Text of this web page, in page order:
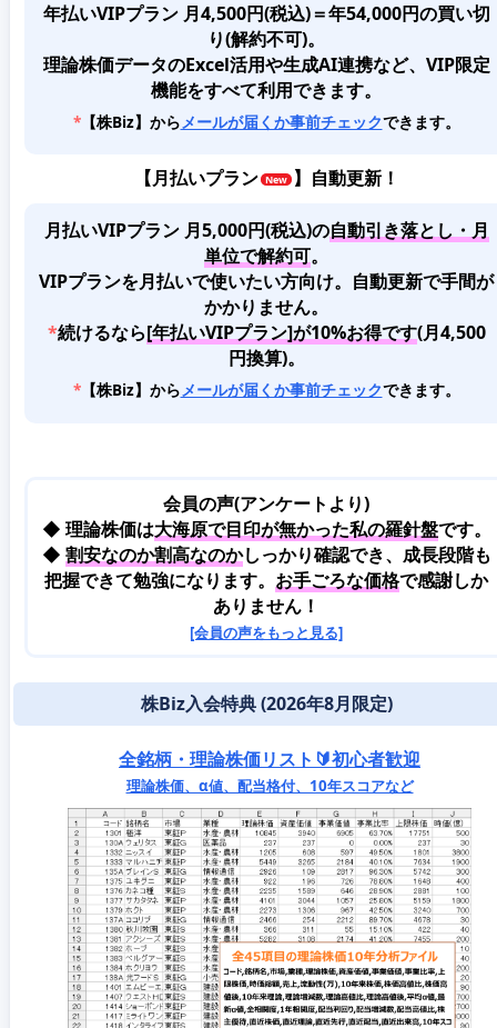
年払いVIPプラン 月4,500円(税込)＝年54,000円の買い切
り(解約不可)。
理論株価データのExcel活用や生成AI連携など、VIP限定
機能をすべて利用できます。
*【株Biz】からメールが届くか事前チェックできます。
【月払いプラン 】自動更新！
月払いVIPプラン 月5,000円(税込)の自動引き落とし・月
単位で解約可。
VIPプランを月払いで使いたい方向け。自動更新で手間が
かかりません。
*続けるなら[年払いVIPプラン]が10%お得です(月4,500
円換算)。
*【株Biz】からメールが届くか事前チェックできます。
会員の声(アンケートより)
◆ 理論株価は大海原で目印が無かった私の羅針盤です。
◆ 割安なのか割高なのかしっかり確認でき、成長段階も
把握できて勉強になります。 お手ごろな価格で感謝しか
ありません！
[会員の声をもっと見る]
株Biz入会特典 (2026年8月限定)
全銘柄・理論株価リスト🔰初心者歓迎
理論株価、α値、配当格付、10年スコアなど